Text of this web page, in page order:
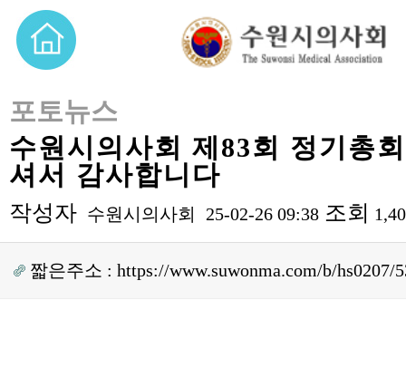
포토뉴스
수원시의사회 제83회 정기총
셔서 감사합니다
작성자 수원시의사회 25-02-26 09:38 조회
짧은주소 : https://www.suwonma.com/b/hs0207/